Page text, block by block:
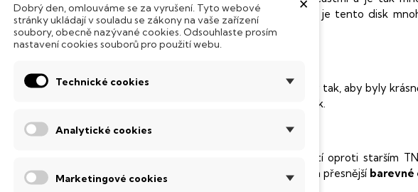
poškození. Díky použití elektronické soustavy je tento disk
mnohemrychlejšípráci s daty.
klávesnice
systém úsporných LED diod osvítí jednotlivé klávesy tak, aby byly
noci, stále však decentně, aby nikterak nedráždily Váš zrak.
technologie IPS
krystaly disponují zcela odlišnou světelnou propustností oproti starším
široké pozorovací úhly (téměr
kontrastu a přesnější barevné
Dobrý den, omlouváme se za vyrušení. Tyto webové
stránky ukládají v souladu se zákony na vaše zařízení
soubory, obecně nazývané cookies. Odsouhlaste prosím
nastavení cookies souborů pro použití webu.
Technické cookies
Analytické cookies
Marketingové cookies